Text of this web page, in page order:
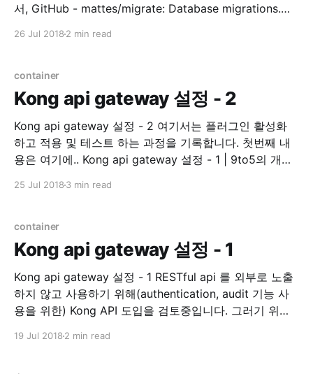
서, GitHub - mattes/migrate: Database migrations.
Golang library. 기존 코드 수정이 필요해서 README 를
읽기
26 Jul 2018 2 min read
container
Kong api gateway 설정 - 2
Kong api gateway 설정 - 2 여기서는 플러그인 활성화
하고 적용 및 테스트 하는 과정을 기록합니다. 첫번째 내
용은 여기에.. Kong api gateway 설정 - 1 | 9to5의 개발
Management and Microservice Management
25 Jul 2018 3 min read
container
Kong api gateway 설정 - 1
Kong api gateway 설정 - 1 RESTful api 를 외부로 노출
하지 않고 사용하기 위해(authentication, audit 기능 사
용을 위한) Kong API 도입을 검토중입니다. 그러기 위해
19 Jul 2018 2 min read